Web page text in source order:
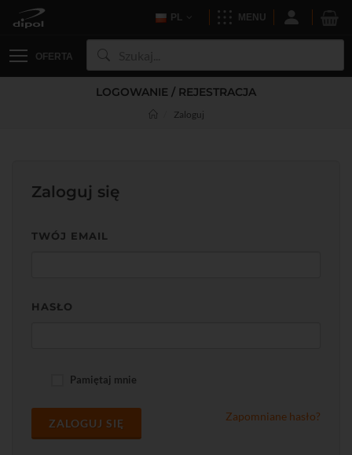
PL MENU
OFERTA
LOGOWANIE / REJESTRACJA
Zaloguj
Zaloguj się
TWÓJ EMAIL
HASŁO
Pamiętaj mnie
ZALOGUJ SIĘ
Zapomniane hasło?